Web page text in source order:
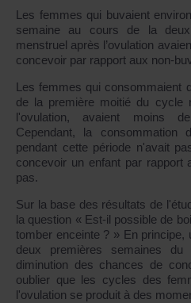
Les femmes qui buvaient
semaine au cours de la
menstruel après l’ovulation
concevoir par rapport aux non-
Les femmes qui consommaient
de la première moitié du cycle
l'ovulation, avaient moins
Cependant, la consommation
pendant cette période n'avait
concevoir un enfant par rapport
pas.
Sur la base des résultats de
la question « Est-il possible de
tomber enceinte ? » En
deux premières semaines
diminution des chances de
oublier que les cycles des
l'ovulation se produit à des